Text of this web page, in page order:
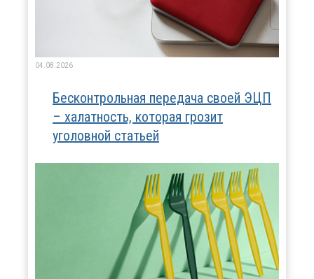
04.08.2026
Бесконтрольная передача своей ЭЦП
– халатность, которая грозит
уголовной статьей